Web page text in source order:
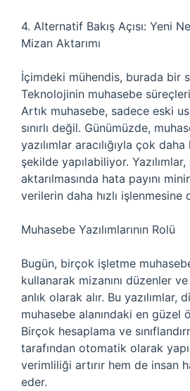
4. Alternatif Bakış Açısı: Yeni
Mizan Aktarımı
İçimdeki mühendis, burada bir
Teknolojinin muhasebe
Artık muhasebe, sadece eski
sınırlı değil. Günümüzde,
yazılımlar aracılığıyla çok
şekilde yapılabiliyor.
aktarılmasında hata payını
verilerin daha hızlı işlenmesine
Muhasebe Yazılımlarının Rolü
Bugün, birçok işletme muhasebe
kullanarak mizanını düzenler
anlık olarak alır. Bu yazılımlar,
muhasebe alanındaki en güzel
Birçok hesaplama ve
tarafından otomatik olarak
verimliliği artırır hem de insan
eder.